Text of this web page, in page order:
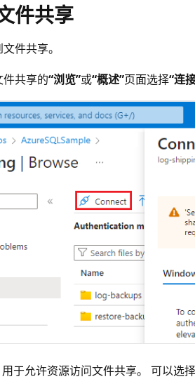
件共享
件共享。
共享的“浏览”或“概述”页面选择“连
于允许资源访问文件共享。 可以选